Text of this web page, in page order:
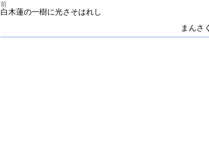
投
前
前
の
白木蓮の一樹に光さそはれし
まんさ